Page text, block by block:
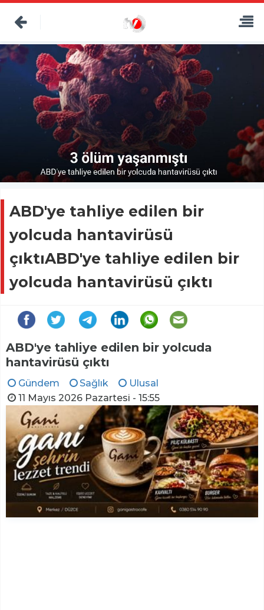
ABD'ye tahliye edilen bir
yolcuda hantavirüsü
çıktıABD'ye tahliye edilen bir
yolcuda hantavirüsü çıktı
ABD'ye tahliye edilen bir yolcuda
hantavirüsü çıktı
Gündem Sağlık
Ulusal
11 Mayıs 2026 Pazartesi - 15:55